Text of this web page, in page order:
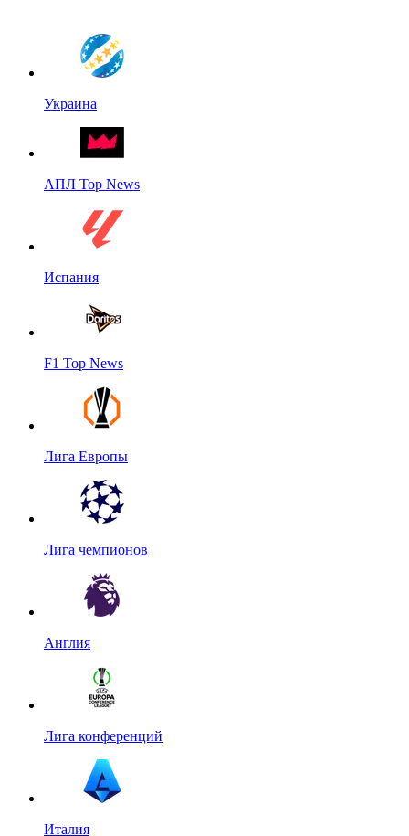
Украина
АПЛ Top News
Испания
F1 Top News
Лига Европы
Лига чемпионов
Англия
Лига конференций
Италия